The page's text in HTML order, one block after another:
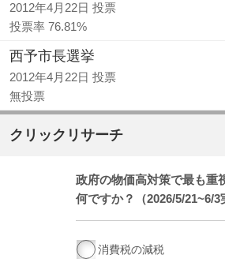
2012年4月22日 投票
投票率 76.81%
西予市長選挙
2012年4月22日 投票
無投票
クリックリサーチ
政府の物価高対策で最も重
何ですか？（2026/5/21~6/3
消費税の減税